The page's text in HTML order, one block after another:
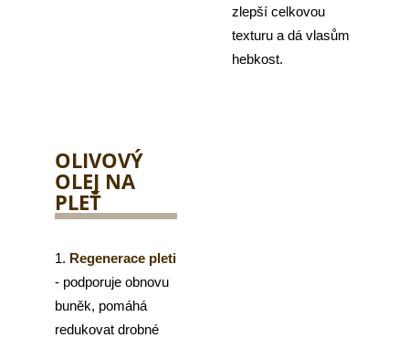
zlepší celkovou
texturu a dá vlasům
hebkost.
OLIVOVÝ
OLEJ NA
PLEŤ
1. Regenerace pleti
- podporuje obnovu
buněk, pomáhá
redukovat drobné